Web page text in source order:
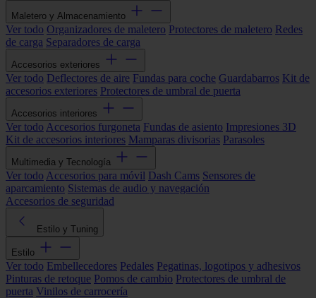
Maletero y Almacenamiento
Ver todo Organizadores de maletero Protectores de maletero Redes
de carga Separadores de carga
Accesorios exteriores
Ver todo Deflectores de aire Fundas para coche Guardabarros Kit de
accesorios exteriores Protectores de umbral de puerta
Accesorios interiores
Ver todo Accesorios furgoneta Fundas de asiento Impresiones 3D
Kit de accesorios interiores Mamparas divisorias Parasoles
Multimedia y Tecnología
Ver todo Accesorios para móvil Dash Cams Sensores de
aparcamiento Sistemas de audio y navegación
Accesorios de seguridad
Estilo y Tuning
Estilo
Ver todo Embellecedores Pedales Pegatinas, logotipos y adhesivos
Pinturas de retoque Pomos de cambio Protectores de umbral de
puerta Vinilos de carrocería